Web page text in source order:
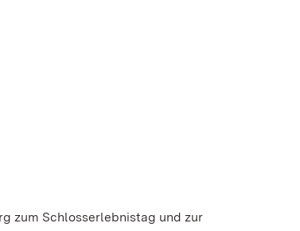
zum Schlosserlebnistag und zur